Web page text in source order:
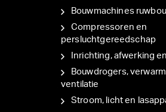
Bouwmachines
Compressoren en
persluchtgereedschap
Inrichting, afwerking
Bouwdrogers,
ventilatie
Stroom, licht en